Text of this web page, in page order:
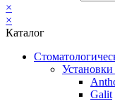
×
×
Каталог
Установки
Galit